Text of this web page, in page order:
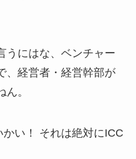
にはな、ベンチャー
、経営者・経営幹部が
。
い！ それは絶対にICC